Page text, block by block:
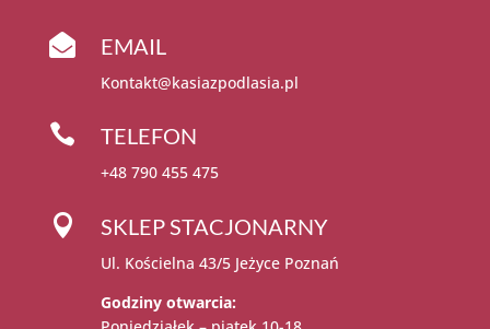
 EMAIL
Kontakt@kasiazpodlasia.pl
 TELEFON
+48 790 455 475
 SKLEP STACJONARNY
Ul. Kościelna 43/5 Jeżyce Poznań
Godziny otwarcia: